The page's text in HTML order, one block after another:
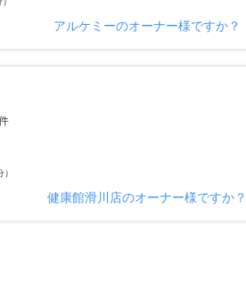
アルケミーのオーナー様ですか？
健康館滑川店のオーナー様ですか？